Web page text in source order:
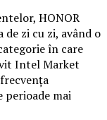
HONOR
zi cu zi, având o
în care
Intel Market
mai